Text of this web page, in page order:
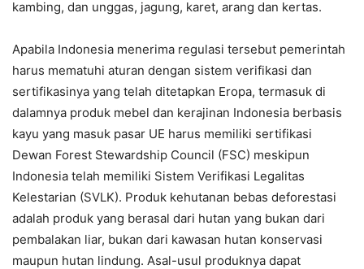
kambing, dan unggas, jagung, karet, arang dan kertas.
Apabila Indonesia menerima regulasi tersebut pemerintah
harus mematuhi aturan dengan sistem verifikasi dan
sertifikasinya yang telah ditetapkan Eropa, termasuk di
dalamnya produk mebel dan kerajinan Indonesia berbasis
kayu yang masuk pasar UE harus memiliki sertifikasi
Dewan Forest Stewardship Council (FSC) meskipun
Indonesia telah memiliki Sistem Verifikasi Legalitas
Kelestarian (SVLK). Produk kehutanan bebas deforestasi
adalah produk yang berasal dari hutan yang bukan dari
pembalakan liar, bukan dari kawasan hutan konservasi
maupun hutan lindung. Asal-usul produknya dapat